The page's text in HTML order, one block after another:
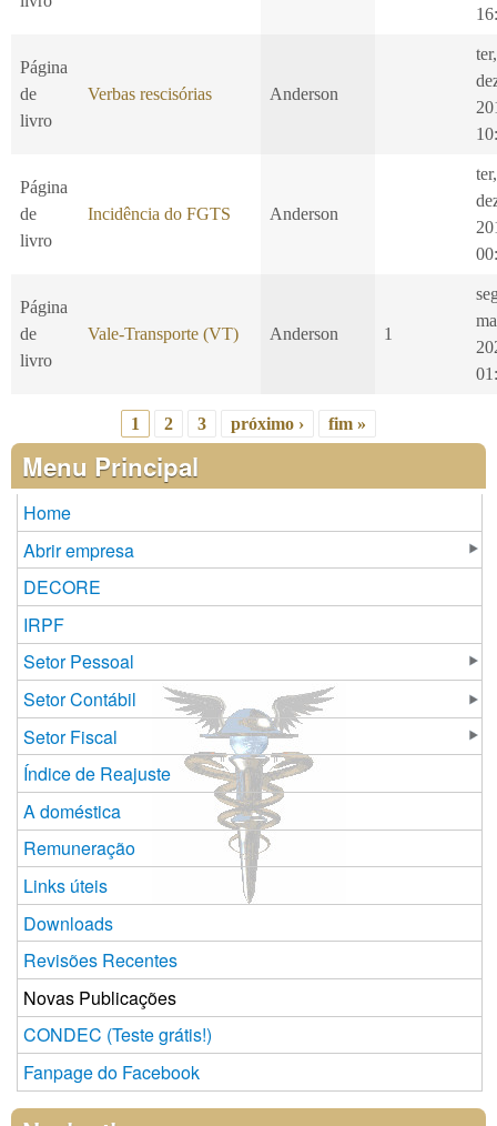
Página
de
livro
Verbas rescisórias Anderson
Página
de
livro
Incidência do FGTS Anderson
Página
de
livro
Vale-Transporte (VT) Anderson 1
Páginas
1 2 3 próximo › fim »
Menu Principal
Home
Abrir empresa
DECORE
IRPF
Setor Pessoal
Setor Contábil
Setor Fiscal
Índice de Reajuste
A doméstica
Remuneração
Links úteis
Downloads
Revisões Recentes
Novas Publicações
CONDEC (Teste grátis!)
Fanpage do Facebook